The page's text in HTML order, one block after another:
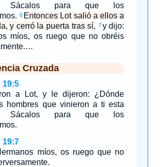
Sácalos para que los
6 Entonces Lot salió a ellos a
y cerró la puerta tras sí, 7y dijo:
míos, os ruego que no obréis
Cruzada
19:5
a Lot, y le dijeron: ¿Dónde
hombres que vinieron a ti esta
Sácalos para que los
19:7
míos, os ruego que no